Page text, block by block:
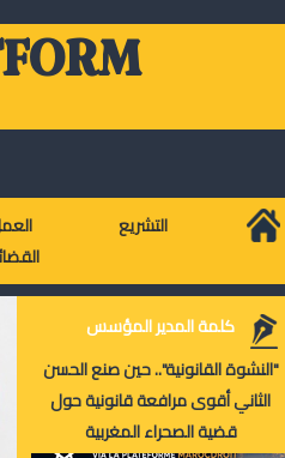
التشريع
كلمة المدير المؤسس
"النشوة القانونية".. حين صنع الحسن
الثاني أقوى مرافعة قانونية حول
قضية الصحراء المغربية